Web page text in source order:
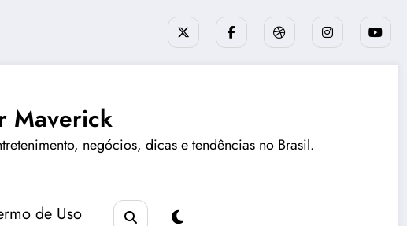
Maverick
negócios, dicas e tendências no Brasil.
de Uso